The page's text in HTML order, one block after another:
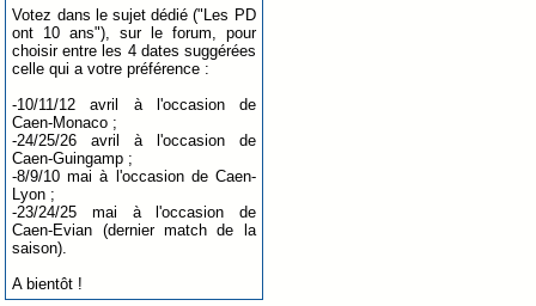
Votez dans le sujet dédié ("Les PD
ont 10 ans"), sur le forum, pour
choisir entre les 4 dates suggérées
celle qui a votre préférence :
-10/11/12 avril à l'occasion de
Caen-Monaco ;
-24/25/26 avril à l'occasion de
Caen-Guingamp ;
-8/9/10 mai à l'occasion de Caen-
Lyon ;
-23/24/25 mai à l'occasion de
Caen-Evian (dernier match de la
saison).
A bientôt !